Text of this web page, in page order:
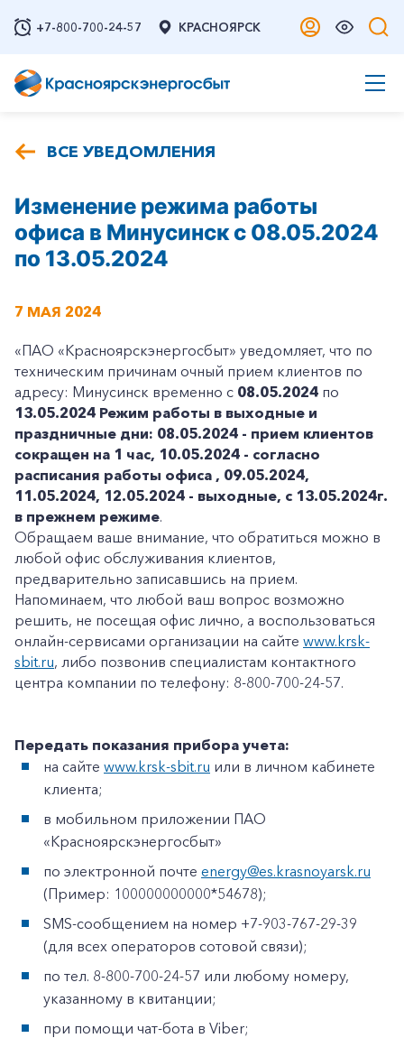
+7-800-700-24-57 КРАСНОЯРСК
ВСЕ УВЕДОМЛЕНИЯ
Изменение режима работы
офиса в Минусинск с 08.05.2024
по 13.05.2024
7 МАЯ 2024
«ПАО «Красноярскэнергосбыт» уведомляет, что по
техническим причинам очный прием клиентов по
адресу: Минусинск временно с 08.05.2024 по
13.05.2024 Режим работы в выходные и
праздничные дни: 08.05.2024 - прием клиентов
сокращен на 1 час, 10.05.2024 - согласно
расписания работы офиса , 09.05.2024,
11.05.2024, 12.05.2024 - выходные, с 13.05.2024г.
в прежнем режиме.
Обращаем ваше внимание, что обратиться можно в
любой офис обслуживания клиентов,
предварительно записавшись на прием.
Напоминаем, что любой ваш вопрос возможно
решить, не посещая офис лично, а воспользоваться
онлайн-сервисами организации на сайте www.krsk-
sbit.ru, либо позвонив специалистам контактного
центра компании по телефону: 8-800-700-24-57.
Передать показания прибора учета:
на сайте www.krsk-sbit.ru или в личном кабинете
клиента;
в мобильном приложении ПАО
«Красноярскэнергосбыт»
по электронной почте energy@es.krasnoyarsk.ru
(Пример: 100000000000*54678);
SMS-сообщением на номер +7-903-767-29-39
(для всех операторов сотовой связи);
по тел. 8-800-700-24-57 или любому номеру,
указанному в квитанции;
при помощи чат-бота в Viber;